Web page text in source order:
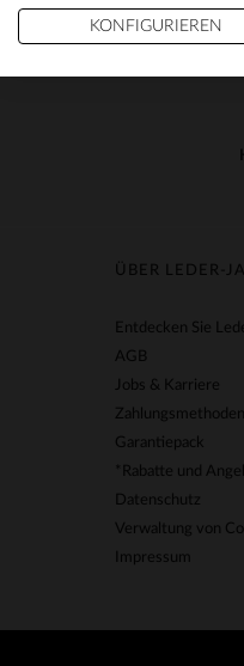
ÜBER LEDER-
Entdecken Sie
AGB
Jobs & Karriere
Zahlungsmethoden
Garantiepack
*Rabatte und
Datenschutz
Verwaltung von
Impressum
KONFIGURIEREN